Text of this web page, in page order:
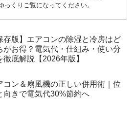
っくりご覧になってください。
存版】エアコンの除湿と冷房はど
がお得？電気代・仕組み・使い分
徹底解説【2026年版】
コン＆扇風機の正しい併用術｜位
向きで電気代30%節約へ